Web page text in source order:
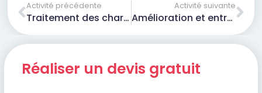
Activité précédente
Traitement des charpentes
Activité suivante
Amélioration et entretien des façades
Réaliser un devis gratuit